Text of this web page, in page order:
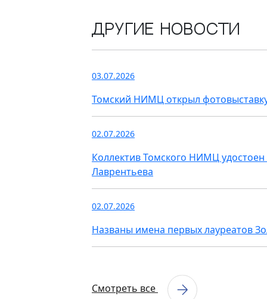
Другие новости
03.07.2026
Томский НИМЦ открыл
02.07.2026
Коллектив Томского НИМЦ
Лаврентьева
02.07.2026
Названы имена первых лауреатов
Смотреть все